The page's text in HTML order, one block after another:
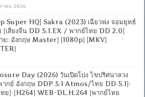
าคม 2026
Super HQ] Sakra (2023) เฉียวฟง จอมยุทธ์
[เสียงจีน DD 5.1.EX / พากย์ไทย DD 2.0]
ย: อังกฤษ Master] [1080p] [MKV]
Day (2026) วันเปิดโปง ไขปริศนาลวง
ากย์ อังกฤษ DDP 5.1 Atmos/ไทย DD 5.1]-
ย]-[H264] WEB-DL.H.264 [พากย์ไทย